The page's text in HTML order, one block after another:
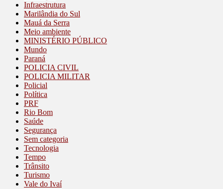
Infraestrutura
Marilândia do Sul
Mauá da Serra
Meio ambiente
MINISTÉRIO PÚBLICO
Mundo
Paraná
POLICIA CIVIL
POLICIA MILITAR
Policial
Política
PRF
Rio Bom
Saúde
Segurança
Sem categoria
Tecnologia
Tempo
Trânsito
Turismo
Vale do Ivaí